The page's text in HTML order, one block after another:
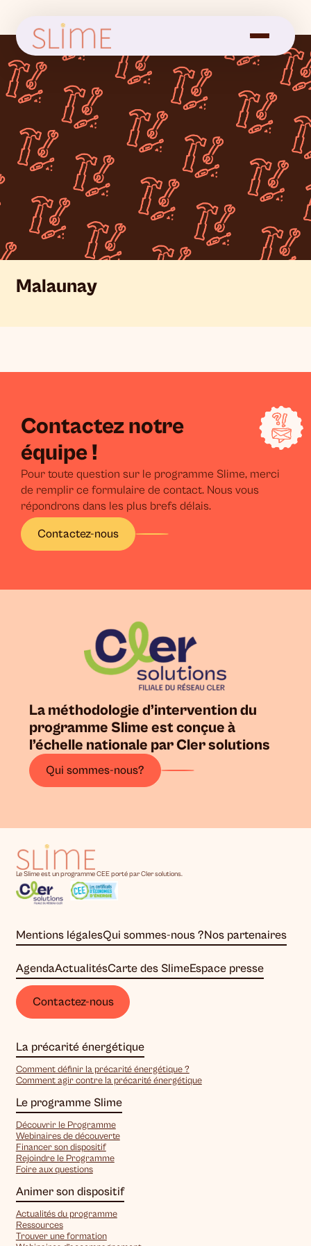
Malaunay
Contactez notre
équipe !
Pour toute question sur le programme Slime, merci
de remplir ce formulaire de contact. Nous vous
répondrons dans les plus brefs délais.
Contactez-nous
La méthodologie d’intervention du
programme Slime est conçue à
l’échelle nationale par Cler solutions
Qui sommes-nous?
Le Slime est un programme CEE porté par Cler solutions.
Mentions légalesQui sommes-nous ?Nos partenaires
AgendaActualitésCarte des SlimeEspace presse
Contactez-nous
La précarité énergétique
Comment définir la précarité énergétique ?
Comment agir contre la précarité énergétique
Le programme Slime
Découvrir le Programme
Webinaires de découverte
Financer son dispositif
Rejoindre le Programme
Foire aux questions
Animer son dispositif
Actualités du programme
Ressources
Trouver une formation